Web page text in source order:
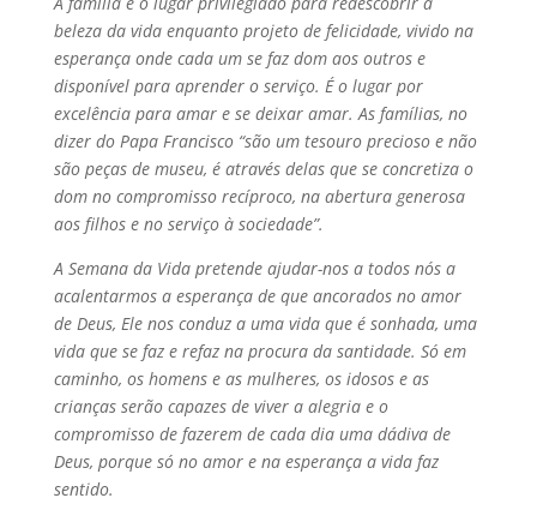
beleza da vida enquanto projeto de felicidade, vivido na
esperança onde cada um se faz dom aos outros e
disponível para aprender o serviço. É o lugar por
excelência para amar e se deixar amar. As famílias, no
dizer do Papa Francisco “são um tesouro precioso e não
são peças de museu, é através delas que se concretiza o
dom no compromisso recíproco, na abertura generosa
aos filhos e no serviço à sociedade”.
A Semana da Vida pretende ajudar-nos a todos nós a
acalentarmos a esperança de que ancorados no amor
de Deus, Ele nos conduz a uma vida que é sonhada, uma
vida que se faz e refaz na procura da santidade. Só em
caminho, os homens e as mulheres, os idosos e as
crianças serão capazes de viver a alegria e o
compromisso de fazerem de cada dia uma dádiva de
Deus, porque só no amor e na esperança a vida faz
sentido.